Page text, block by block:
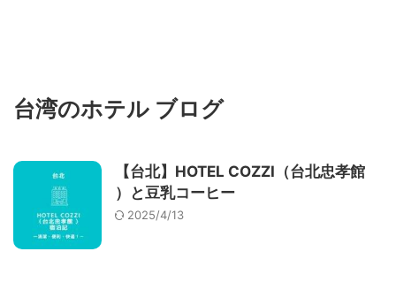
台湾のホテル ブログ
【台北】HOTEL COZZI（台北忠孝館
）と豆乳コーヒー
2025/4/13